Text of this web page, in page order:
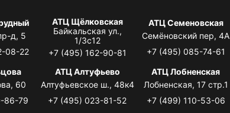
д, 5
08-22
АТЦ Щёлковская
Байкальская ул.,
1/3с12
+7 (495) 162-90-81
АТЦ Семеновская
Семёновский пер, 4А
+7 (495) 085-74-61
60
86-79
АТЦ Алтуфьево
Алтуфьевское ш., 48к4
+7 (495) 023-81-52
АТЦ Лобненская
Лобненская, 17 стр.1
+7 (499) 110-53-06